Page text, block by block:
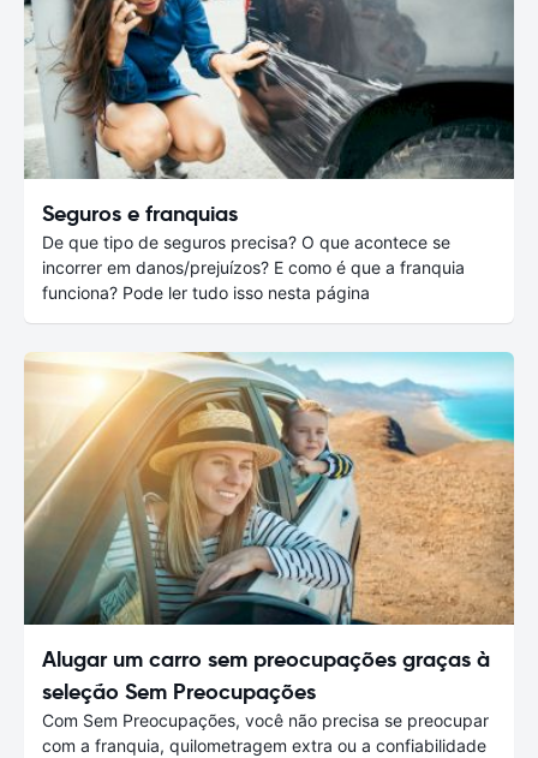
Seguros e franquias
De que tipo de seguros precisa? O que acontece se
incorrer em danos/prejuízos? E como é que a franquia
funciona? Pode ler tudo isso nesta página
Alugar um carro sem preocupações graças à
seleção Sem Preocupações
Com Sem Preocupações, você não precisa se preocupar
com a franquia, quilometragem extra ou a confiabilidade